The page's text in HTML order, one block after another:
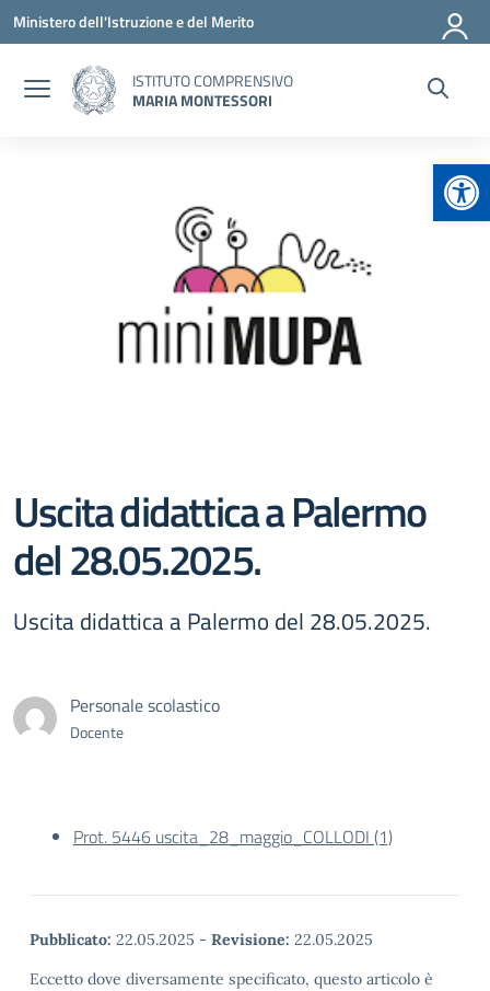
Vai ai contenuti
Vai al menu di navigazione
Vai al footer
Ministero dell'Istruzione e del Merito
ISTITUTO COMPRENSIVO
MARIA MONTESSORI
Uscita didattica a Palermo
del 28.05.2025.
Uscita didattica a Palermo del 28.05.2025.
Personale scolastico
Docente
Prot. 5446 uscita_28_maggio_COLLODI (1)
Pubblicato: 22.05.2025 - Revisione: 22.05.2025
Eccetto dove diversamente specificato, questo articolo è